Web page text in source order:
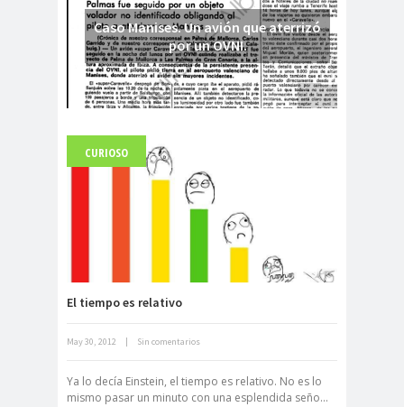
Caso Manises. Un avión que aterrizó
por un OVNI.
Fuerte abandonado del siglo XIX
ciencia para triunfar en el comercio
electrónico
CURIOSO
El tiempo es relativo
May 30, 2012 Sin comentarios
Ya lo decía Einstein, el tiempo es relativo. No es lo
mismo pasar un minuto con una esplendida seño...